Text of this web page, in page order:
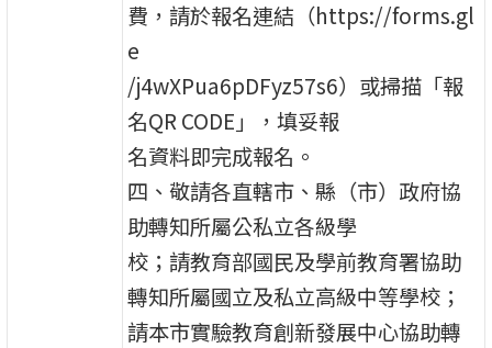
費，請於報名連結（https://forms.gl
e
/j4wXPua6pDFyz57s6）或掃描「報
名QR CODE」，填妥報
名資料即完成報名。
四、敬請各直轄市、縣（市）政府協
助轉知所屬公私立各級學
校；請教育部國民及學前教育署協助
轉知所屬國立及私立高級中等學校；
請本市實驗教育創新發展中心協助轉